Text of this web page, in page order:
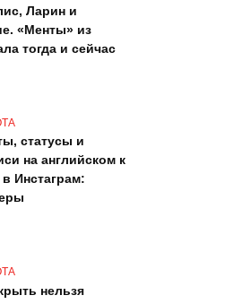
Ларин и
«Менты» из
тогда и сейчас
статусы и
на английском к
Инстаграм:
нельзя